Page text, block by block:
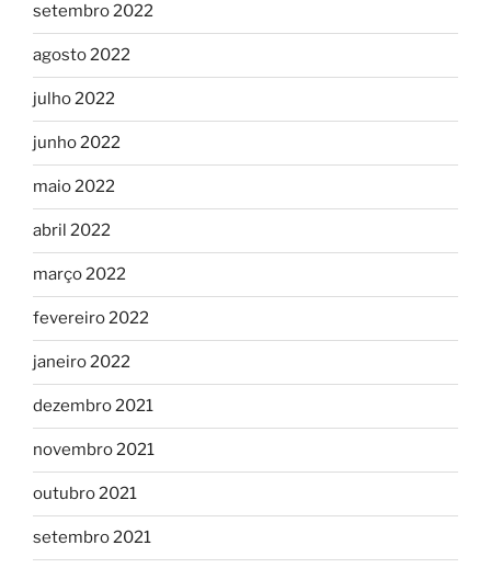
setembro 2022
agosto 2022
julho 2022
junho 2022
maio 2022
abril 2022
março 2022
fevereiro 2022
janeiro 2022
dezembro 2021
novembro 2021
outubro 2021
setembro 2021